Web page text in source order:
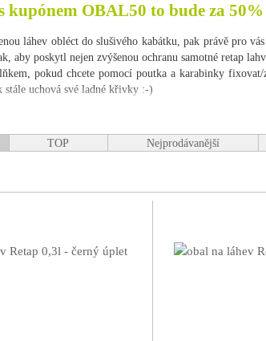
kupónem OBAL50 to bude za 50%
láhev obléct do slušivého kabátku, pak právě pro
aby poskytl nejen zvýšenou ochranu samotné retap
pokud chcete pomocí poutka a karabinky
stále uchová své ladné křivky :-)
v pěti různých barvách: azurové, světle zelené, šedé,
tedy pro všechny velikosti lahví: retap 03, retap
lahve jsou vyrobeny z certifikovaného eco
TOP Nejprodávanější